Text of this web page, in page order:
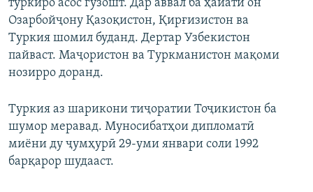
туркиро асос гузошт. Дар аввал ба ҳайати он
Озарбойҷону Қазоқистон, Қирғизистон ва
Туркия шомил буданд. Дертар Узбекистон
пайваст. Маҷористон ва Туркманистон мақоми
нозирро доранд.
Туркия аз шарикони тиҷоратии Тоҷикистон ба
шумор меравад. Муносибатҳои дипломатӣ
миёни ду ҷумҳурӣ 29-уми январи соли 1992
барқарор шудааст.